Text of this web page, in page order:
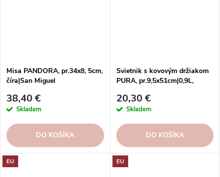
Misa PANDORA, pr.34x8, 5cm,
číra|San Miguel
38,40 €
Skladem
DO KOŠÍKA
Svietnik s kovovým držiakom
PURA, pr.9,5x51cm|0,9L,
20,30 €
Skladem
DO KOŠÍKA
EU EU